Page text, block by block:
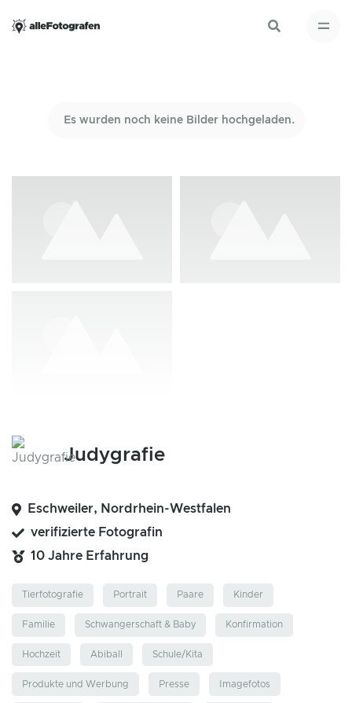
Es wurden noch keine Bilder hochgeladen.
Judygrafie
Eschweiler, Nordrhein-Westfalen
verifizierte Fotografin
10 Jahre Erfahrung
Tierfotografie Portrait Paare Kinder
Familie Schwangerschaft & Baby Konfirmation
Hochzeit Abiball Schule/Kita
Produkte und Werbung Presse Imagefotos